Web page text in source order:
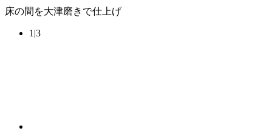
床の間を大津磨きで仕上げ
1|3